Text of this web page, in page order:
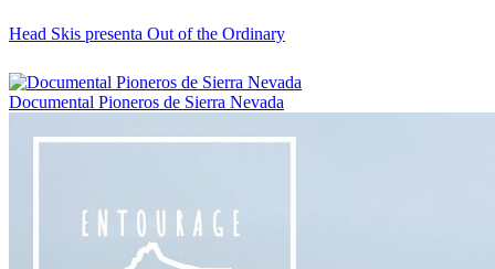
Head Skis presenta Out of the Ordinary
Documental Pioneros de Sierra Nevada